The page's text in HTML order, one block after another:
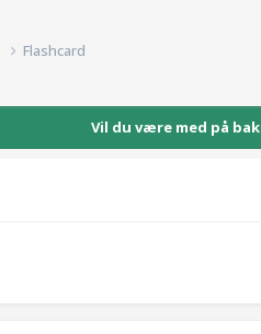
Flashcard
Vil du være med på